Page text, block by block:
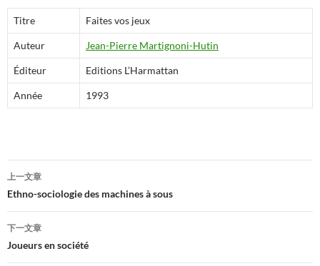
Titre Faites vos jeux
Auteur Jean-Pierre Martignoni-Hutin
Éditeur Editions L’Harmattan
Année 1993
文
章
导
航
上一文章
Ethno-sociologie des machines à sous
下一文章
Joueurs en société